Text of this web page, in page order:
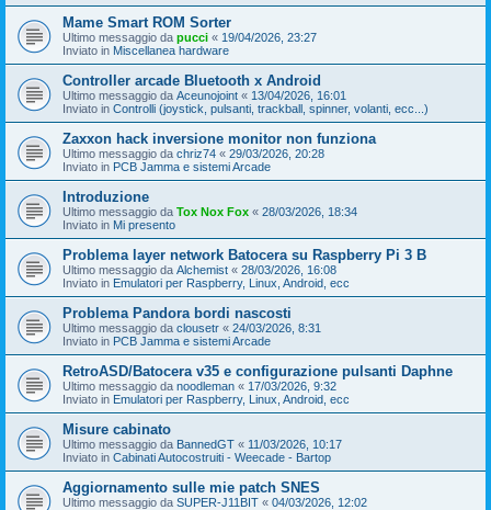
Mame Smart ROM Sorter
Ultimo messaggio da pucci « 19/04/2026, 23:27
Inviato in Miscellanea hardware
Controller arcade Bluetooth x Android
Ultimo messaggio da Aceunojoint « 13/04/2026, 16:01
Inviato in Controlli (joystick, pulsanti, trackball, spinner, volanti, ecc...)
Zaxxon hack inversione monitor non funziona
Ultimo messaggio da chriz74 « 29/03/2026, 20:28
Inviato in PCB Jamma e sistemi Arcade
Introduzione
Ultimo messaggio da Tox Nox Fox « 28/03/2026, 18:34
Inviato in Mi presento
Problema layer network Batocera su Raspberry Pi 3 B
Ultimo messaggio da Alchemist « 28/03/2026, 16:08
Inviato in Emulatori per Raspberry, Linux, Android, ecc
Problema Pandora bordi nascosti
Ultimo messaggio da clousetr « 24/03/2026, 8:31
Inviato in PCB Jamma e sistemi Arcade
RetroASD/Batocera v35 e configurazione pulsanti Daphne
Ultimo messaggio da noodleman « 17/03/2026, 9:32
Inviato in Emulatori per Raspberry, Linux, Android, ecc
Misure cabinato
Ultimo messaggio da BannedGT « 11/03/2026, 10:17
Inviato in Cabinati Autocostruiti - Weecade - Bartop
Aggiornamento sulle mie patch SNES
Ultimo messaggio da SUPER-J11BIT « 04/03/2026, 12:02